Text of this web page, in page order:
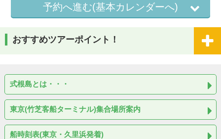
予約へ進む(基本カレンダーへ)
おすすめツアーポイント！
式根島とは・・・
東京(竹芝客船ターミナル)集合場所案内
船時刻表(東京・久里浜発着)